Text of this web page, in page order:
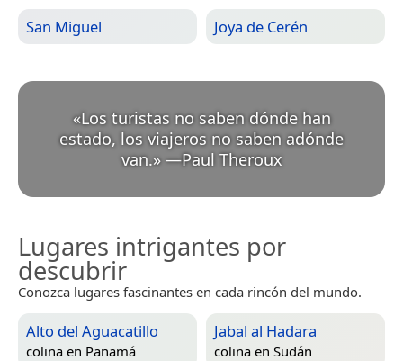
San Miguel Joya de Cerén
«Los turistas no saben dónde han
estado, los viajeros no saben adónde
van.» —Paul Theroux
Lugares intrigantes por
descubrir
Conozca lugares fascinantes en cada rincón del mundo.
Alto del Aguacatillo
colina en Panamá
Jabal al Hadara
colina en Sudán